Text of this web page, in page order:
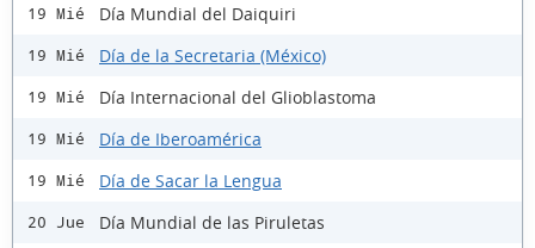
19 Mié Día Mundial del Daiquiri
19 Mié Día de la Secretaria (México)
19 Mié Día Internacional del Glioblastoma
19 Mié Día de Iberoamérica
19 Mié Día de Sacar la Lengua
20 Jue Día Mundial de las Piruletas